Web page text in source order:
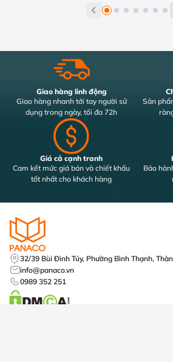
Giao hàng linh động
Giao hàng nhanh tới tay người sử
dụng trong ngày, tối đa 72h
Sản
Giá cả cạnh tranh
Cam kết mức giá bán và chiết khấu
tốt nhất cho khách hàng
Bảo
32/39 Bùi Đình Túy, Phường Bình Thạnh,
info@panaco.vn
0989 352 251